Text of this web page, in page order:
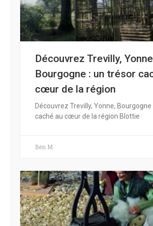
Découvrez Trevilly,
Bourgogne : un trésor
cœur de la région
Découvrez Trevilly, Yonne,
caché au cœur de la région Blottie
Ben M